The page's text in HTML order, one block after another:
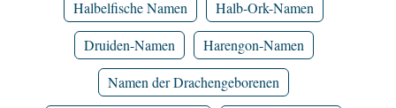
Halbelfische Namen
Halb-Ork-Namen
Druiden-Namen
Harengon-Namen
Namen der Drachengeborenen